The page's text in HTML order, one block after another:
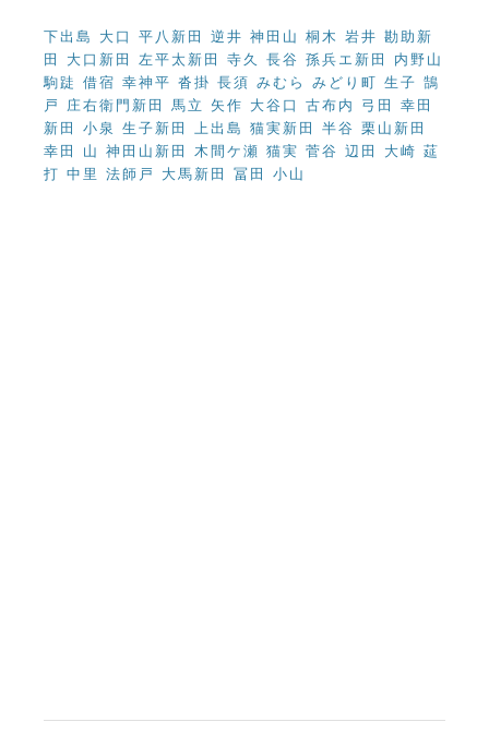
下出島 大口 平八新田 逆井 神田山 桐木 岩井 勘助新
田 大口新田 左平太新田 寺久 長谷 孫兵エ新田 内野山
駒跿 借宿 幸神平 沓掛 長須 みむら みどり町 生子 鵠
戸 庄右衛門新田 馬立 矢作 大谷口 古布内 弓田 幸田
新田 小泉 生子新田 上出島 猫実新田 半谷 栗山新田
幸田 山 神田山新田 木間ケ瀬 猫実 菅谷 辺田 大崎 莚
打 中里 法師戸 大馬新田 冨田 小山